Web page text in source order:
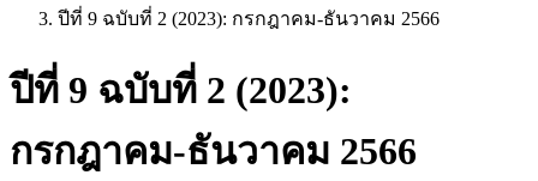
ปีที่ 9 ฉบับที่ 2 (2023): กรกฎาคม-ธันวาคม 2566
ปีที่ 9 ฉบับที่ 2 (2023):
กรกฎาคม-ธันวาคม 2566